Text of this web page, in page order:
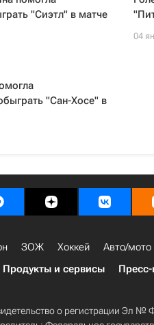
"Сиэтл" в матче
04
"Сан-Хосе" в
ЗОЖ Хоккей Авто/мото
Продукты и сервисы
о регистрации Эл №